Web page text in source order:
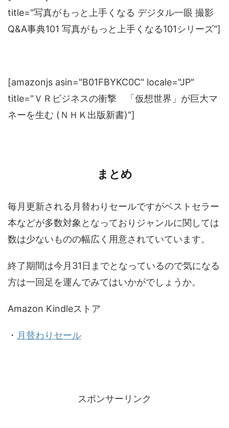
title="写真がもっと上手くなる デジタル一眼 撮影
Q&A事典101 写真がもっと上手くなる101シリーズ"]
[amazonjs asin="B01FBYKC0C" locale="JP"
title="ＶＲビジネスの衝撃 「仮想世界」が巨大マ
ネーを生む (ＮＨＫ出版新書)"]
まとめ
毎月更新される月替わりセールですがベストセラー
本などが多数対象となっておりジャンルに関しては
数は少ないものの幅広く用意されていています。
終了期間は今月31日までとなっているので気になる
方は一回足を運んでみてはいかがでしょうか。
Amazon Kindleストア
・ 月替わりセール
スポンサーリンク